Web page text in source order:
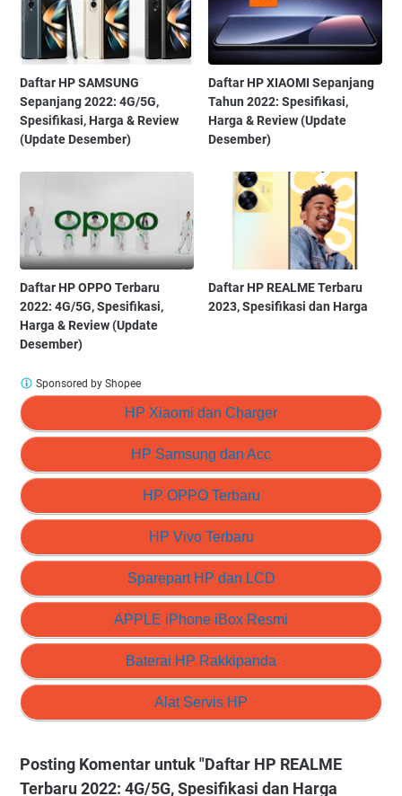
Daftar HP SAMSUNG
Sepanjang 2022: 4G/5G,
Spesifikasi, Harga & Review
(Update Desember)
Daftar HP XIAOMI Sepanjang
Tahun 2022: Spesifikasi,
Harga & Review (Update
Desember)
Daftar HP OPPO Terbaru
2022: 4G/5G, Spesifikasi,
Harga & Review (Update
Desember)
Daftar HP REALME Terbaru
2023, Spesifikasi dan Harga
HP Xiaomi dan Charger
HP Samsung dan Acc
HP OPPO Terbaru
HP Vivo Terbaru
Sparepart HP dan LCD
APPLE iPhone iBox Resmi
Baterai HP Rakkipanda
Alat Servis HP
Sponsored by Shopee
Posting Komentar untuk "Daftar HP REALME
Terbaru 2022: 4G/5G, Spesifikasi dan Harga